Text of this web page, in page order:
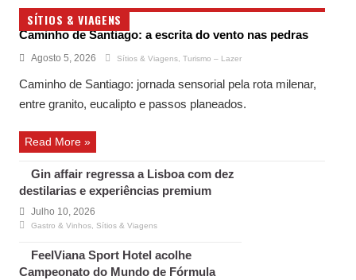
SÍTIOS & VIAGENS
Caminho de Santiago: a escrita do vento nas pedras
Agosto 5, 2026 Sítios & Viagens Turismo – Lazer
Caminho de Santiago: jornada sensorial pela rota milenar,
entre granito, eucalipto e passos planeados.
Read More »
Gin affair regressa a Lisboa com dez
destilarias e experiências premium
Julho 10, 2026
Gastro & Vinhos Sítios & Viagens
FeelViana Sport Hotel acolhe
Campeonato do Mundo de Fórmula